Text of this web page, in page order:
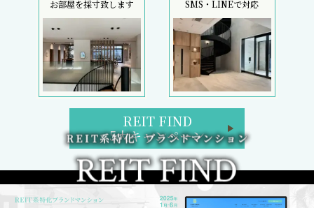
お部屋を採寸致します
SMS・LINEで対応
REIT FIND
5大キャンペーン